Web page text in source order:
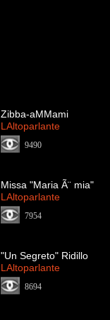
Zibba-aMMami
LAltoparlante
9490
Missa "Maria Ã¨ mia"
LAltoparlante
7954
"Un Segreto" Ridillo
LAltoparlante
8694